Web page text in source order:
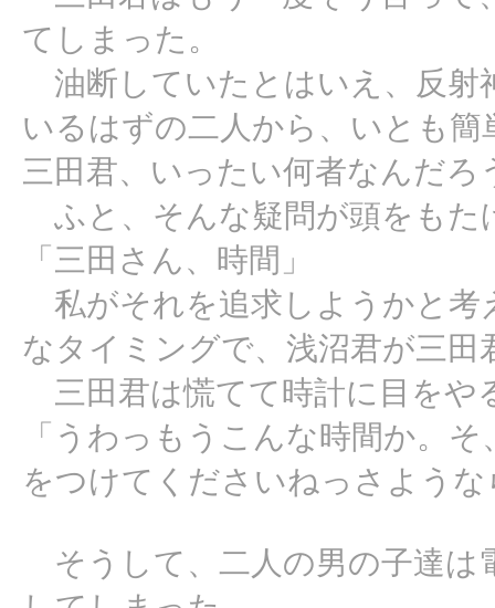
てしまった。
油断していたとはいえ、反射
いるはずの二人から、いとも
三田君、いったい何者なんだろ
ふと、そんな疑問が頭をもた
「三田さん、時間」
私がそれを追求しようかと考
なタイミングで、浅沼君が三田
三田君は慌てて時計に目をや
「うわっもうこんな時間か。
をつけてくださいねっさような
そうして、二人の男の子達は